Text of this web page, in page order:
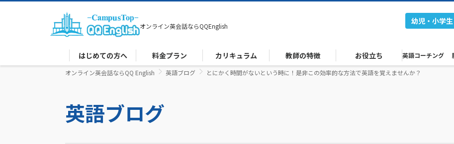
オンライン英会話ならQQEnglish
幼児・小学生
はじめての方へ 料金プラン カリキュラム 教師の特徴 お役立ち 英語コーチング
オンライン英会話ならQQ English 英語ブログ とにかく時間がないという時に！是非この効率的な方法で英語を覚えませんか？
英語ブログ